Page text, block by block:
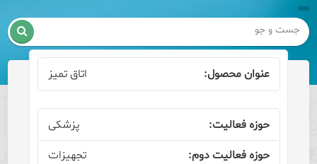

اتاق تمیز
پزشکی
تجهیزات